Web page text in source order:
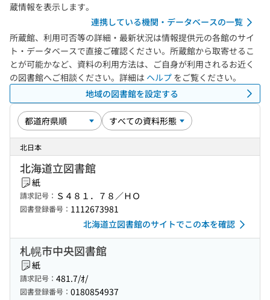
蔵情報を表示します。
連携している機関・データベースの一覧
所蔵館、利用可否等の詳細・最新状況は情報提供元の各館のサイ
ト・データベースで直接ご確認ください。所蔵館から取寄せるこ
とが可能かなど、資料の利用方法は、ご自身が利用されるお近く
の図書館へご相談ください。詳細は ヘルプ をご覧ください。
地域の図書館を設定する
北日本
北海道立図書館
紙
請求記号： Ｓ４８１．７８／ＨＯ
図書登録番号： 1112673981
北海道立図書館のサイトでこの本を確認
札幌市中央図書館
紙
請求記号： 481.7/ｵ/
図書登録番号： 0180854937